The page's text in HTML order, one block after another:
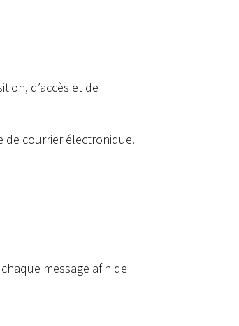
d’accès et de
de courrier électronique.
message afin de